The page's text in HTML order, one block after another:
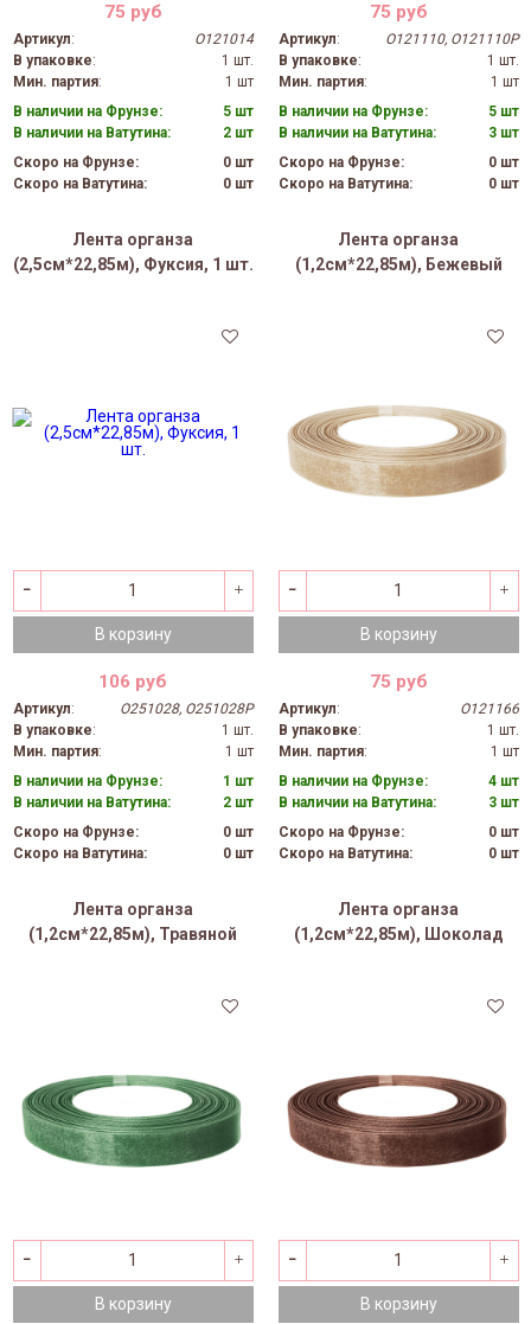
75 руб
Артикул:
O121014
В упаковке:
1 шт.
Мин. партия:
1 шт
В наличии на Фрунзе:
5 шт
В наличии на Ватутина:
2 шт
Скоро на Фрунзе:
0 шт
Скоро на Ватутина:
0 шт
75 руб
Артикул:
O121110, O121110P
В упаковке:
1 шт.
Мин. партия:
1 шт
В наличии на Фрунзе:
5 шт
В наличии на Ватутина:
3 шт
Скоро на Фрунзе:
0 шт
Скоро на Ватутина:
0 шт
Лента органза
(2,5см*22,85м), Фуксия, 1 шт.
В корзину
106 руб
Артикул:
O251028, O251028P
В упаковке:
1 шт.
Мин. партия:
1 шт
В наличии на Фрунзе:
1 шт
В наличии на Ватутина:
2 шт
Скоро на Фрунзе:
0 шт
Скоро на Ватутина:
0 шт
Лента органза
(1,2см*22,85м), Бежевый
В корзину
75 руб
Артикул:
O121166
В упаковке:
1 шт.
Мин. партия:
1 шт
В наличии на Фрунзе:
4 шт
В наличии на Ватутина:
3 шт
Скоро на Фрунзе:
0 шт
Скоро на Ватутина:
0 шт
Лента органза
(1,2см*22,85м), Травяной
В корзину
Лента органза
(1,2см*22,85м), Шоколад
В корзину